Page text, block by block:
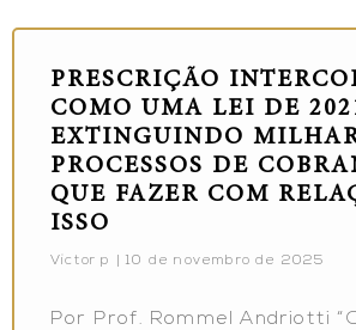
PRESCRIÇÃO
COMO UMA LEI DE
EXTINGUINDO
PROCESSOS DE
QUE FAZER COM
ISSO
Victor p 10 de novembro de 2025
Por Prof. Rommel Andriotti